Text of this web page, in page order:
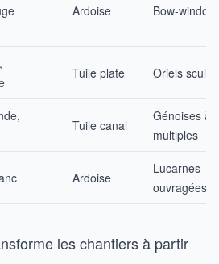
Ardoise Bow-
Tuile plate Oriels
Tuile canal
Génoises à
multiples
Ardoise
Lucarnes
ouvragées
les chantiers à partir